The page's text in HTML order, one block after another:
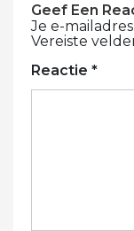
Geef Een
Je e-
Vereiste
Reactie *